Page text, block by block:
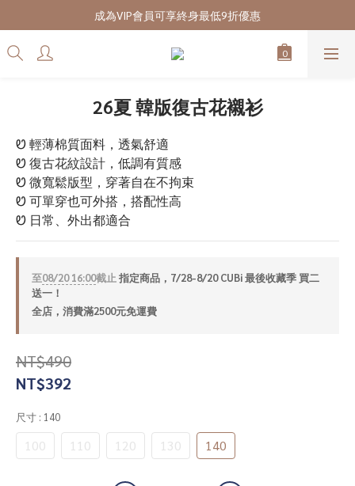
7/28-8/20 CUBi 收藏季全館買二送一
成為VIP會員可享終身最低9折優惠
7/28-8/20 CUBi 收藏季全館買二送一
26夏 韓版復古花襯衫
Ꮼ 輕薄棉質面料，透氣舒適
Ꮼ 復古花紋設計，低調有質感
Ꮼ 微寬鬆版型，穿著自在不拘束
Ꮼ 可單穿也可外搭，搭配性高
Ꮼ 日常、外出都適合
至08/20 16:00截止 指定商品，7/28-8/20 CUBi 最後收藏季 買二
送一！
全店，消費滿2500元免運費
NT$490
NT$392
尺寸 : 140
100 110 120 130 140